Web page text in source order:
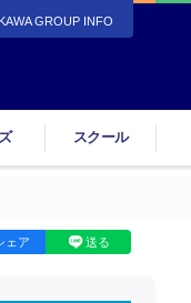
GROUP INFO
スクール
ェア 送る